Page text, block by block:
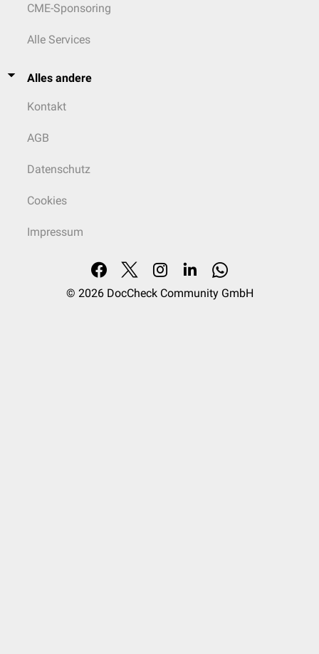
CME-Sponsoring
Alle Services
Alles andere
Kontakt
AGB
Datenschutz
Cookies
Impressum
© 2026 DocCheck Community GmbH